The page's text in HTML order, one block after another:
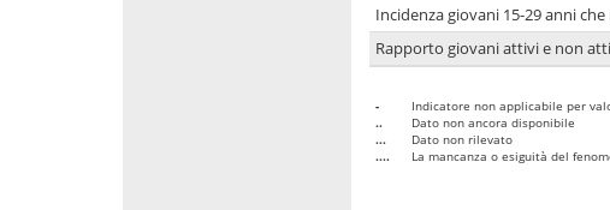
Incidenza giovani 15-29 anni
Rapporto giovani attivi e non
-
Indicatore non applicabile per
..
Dato non ancora disponibile
...
Dato non rilevato
....
La mancanza o esiguità del